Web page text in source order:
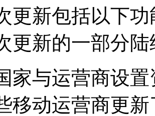
新包括以下功
更新的一部分
与运营商设置
移动运营商更